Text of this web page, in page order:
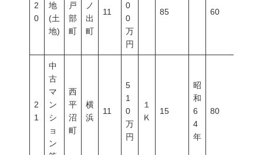
2
0
地
(土
地)
戸
部
町
ノ
出
町
11
0
0
万
円
85 60
2
1
中
古
マ
ン
シ
ョ
ン
西
平
沼
町
横
浜
11
5
1
0
万
円
１
Ｋ
15
昭
和
6
4
年
80